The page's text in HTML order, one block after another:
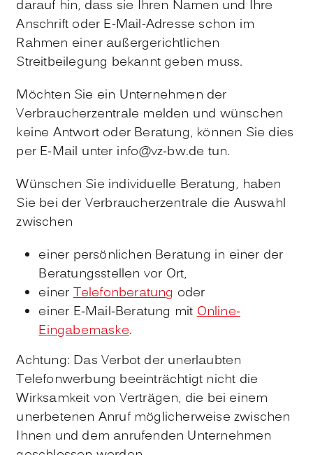
darauf hin, dass sie Ihren Namen und Ihre
Anschrift oder E-Mail-Adresse schon im
Rahmen einer außergerichtlichen
Streitbeilegung bekannt geben muss.
Möchten Sie ein Unternehmen der
Verbraucherzentrale melden und wünschen
keine Antwort oder Beratung, können Sie dies
per E-Mail unter info@vz-bw.de tun.
Wünschen Sie individuelle Beratung, haben
Sie bei der Verbraucherzentrale die Auswahl
zwischen
einer persönlichen Beratung in einer der
Beratungsstellen vor Ort,
einerTelefonberatung oder
einer E-Mail-Beratung mitOnline-
Eingabemaske.
Achtung: Das Verbot der unerlaubten
Telefonwerbung beeinträchtigt nicht die
Wirksamkeit von Verträgen, die bei einem
unerbetenen Anruf möglicherweise zwischen
Ihnen und dem anrufenden Unternehmen